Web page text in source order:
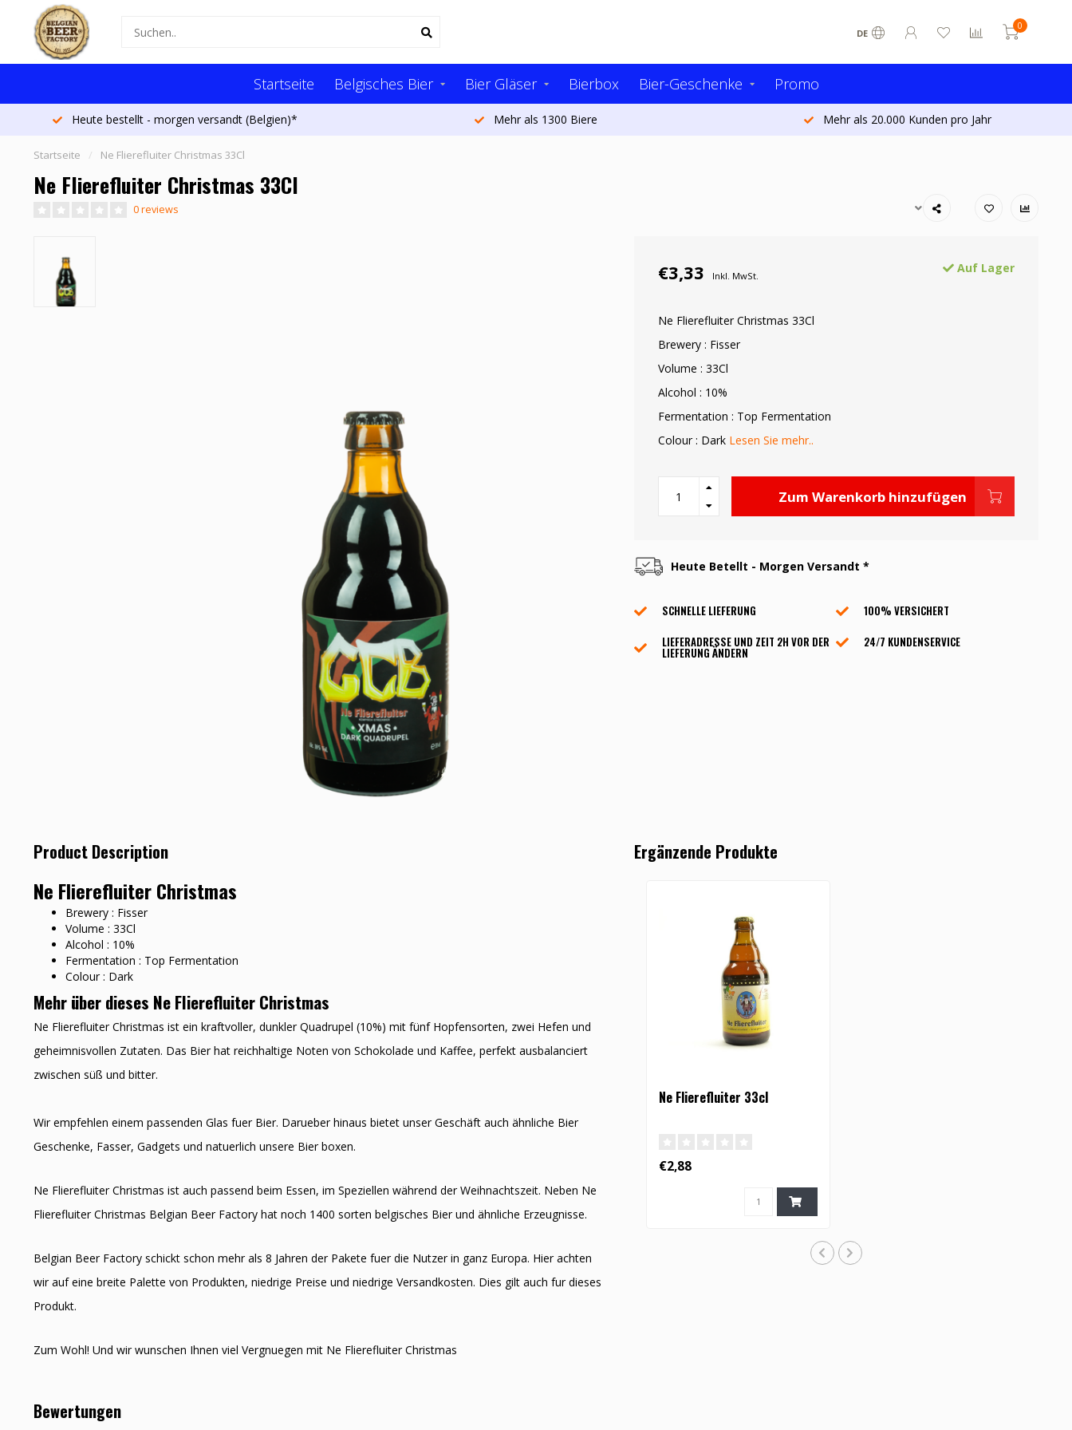
DE
0
Startseite Belgisches Bier Bier Gläser Bierbox Bier-Geschenke Promo
Heute bestellt - morgen versandt (Belgien)* Mehr als 1300 Biere Mehr als 20.000 Kunden pro Jahr
Startseite / Ne Flierefluiter Christmas 33Cl
Ne Flierefluiter Christmas 33Cl
0 reviews
€3,33 Inkl. MwSt.
Auf Lager
Ne Flierefluiter Christmas 33Cl
Brewery : Fisser
Volume : 33Cl
Alcohol : 10%
Fermentation : Top Fermentation
Colour : Dark Lesen Sie mehr..
Zum Warenkorb hinzufügen
Heute Betellt - Morgen Versandt *
SCHNELLE LIEFERUNG
100% VERSICHERT
LIEFERADRESSE UND ZEIT 2H VOR DER
LIEFERUNG ÄNDERN
24/7 KUNDENSERVICE
Product Description
Ne Flierefluiter Christmas
Brewery : Fisser
Volume : 33Cl
Alcohol : 10%
Fermentation : Top Fermentation
Colour : Dark
Mehr über dieses Ne Flierefluiter Christmas
Ne Flierefluiter Christmas ist ein kraftvoller, dunkler Quadrupel (10%) mit fünf Hopfensorten, zwei Hefen und
geheimnisvollen Zutaten. Das Bier hat reichhaltige Noten von Schokolade und Kaffee, perfekt ausbalanciert
zwischen süß und bitter.
Wir empfehlen einem passenden Glas fuer Bier. Darueber hinaus bietet unser Geschäft auch ähnliche Bier
Geschenke, Fasser, Gadgets und natuerlich unsere Bier boxen.
Ne Flierefluiter Christmas ist auch passend beim Essen, im Speziellen während der Weihnachtszeit. Neben Ne
Flierefluiter Christmas Belgian Beer Factory hat noch 1400 sorten belgisches Bier und ähnliche Erzeugnisse.
Belgian Beer Factory schickt schon mehr als 8 Jahren der Pakete fuer die Nutzer in ganz Europa. Hier achten
wir auf eine breite Palette von Produkten, niedrige Preise und niedrige Versandkosten. Dies gilt auch fur dieses
Produkt.
Zum Wohl! Und wir wunschen Ihnen viel Vergnuegen mit Ne Flierefluiter Christmas
Bewertungen
Ergänzende Produkte
Ne Flierefluiter 33cl
€2,88